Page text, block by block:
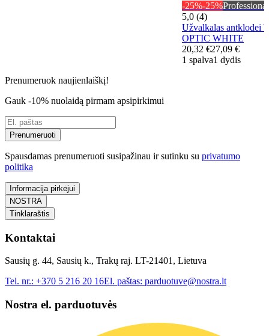
-25%-25%Professional
5,0 (4)
Užvalkalas antklodei
OPTIC WHITE
20,32 €27,09 €
1 spalva1 dydis
Prenumeruok naujienlaiškį!
Gauk -10% nuolaidą pirmam apsipirkimui
Prenumeruoti
Spausdamas prenumeruoti susipažinau ir sutinku su privatumo
politika
Informacija pirkėjui
NOSTRA
Tinklaraštis
Kontaktai
Sausių g. 44, Sausių k., Trakų raj. LT-21401, Lietuva
Tel. nr.: +370 5 216 20 16El. paštas: parduotuve@nostra.lt
Nostra el. parduotuvės